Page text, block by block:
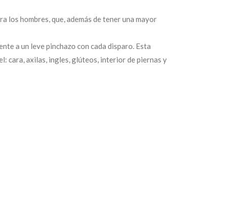
los hombres, que, además de tener una mayor
a un leve pinchazo con cada disparo. Esta
cara, axilas, ingles, glúteos, interior de piernas y